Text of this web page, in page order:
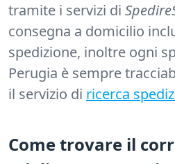
tramite i servizi di
consegna a domicilio
spedizione, inoltre ogni
Perugia è sempre
il servizio di ricerca
Come trovare il